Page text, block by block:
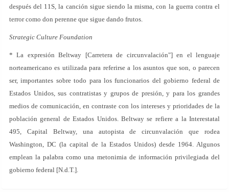
después del 11S, la canción sigue siendo la misma, con la guerra contra el
terror como don perenne que sigue dando frutos.
Strategic Culture Foundation
* La expresión Beltway [Carretera de circunvalación"] en el lenguaje
norteamericano es utilizada para referirse a los asuntos que son, o parecen
ser, importantes sobre todo para los funcionarios del gobierno federal de
Estados Unidos, sus contratistas y grupos de presión, y para los grandes
medios de comunicación, en contraste con los intereses y prioridades de la
población general de Estados Unidos. Beltway se refiere a la Interestatal
495, Capital Beltway, una autopista de circunvalación que rodea
Washington, DC (la capital de la Estados Unidos) desde 1964. Algunos
emplean la palabra como una metonimia de información privilegiada del
gobierno federal [N.d.T.].